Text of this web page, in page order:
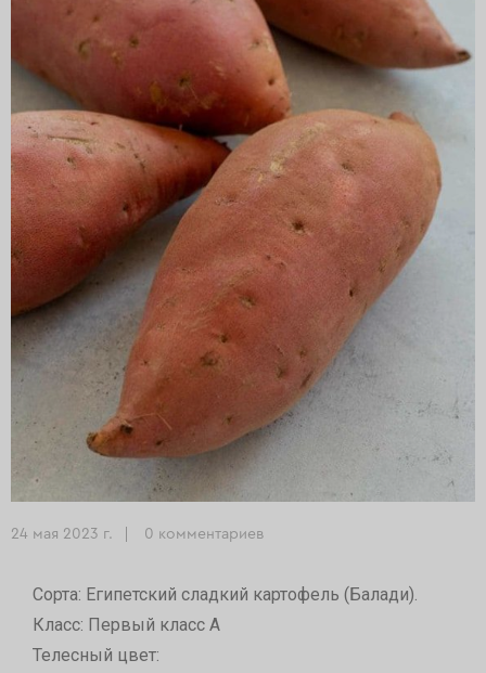
24 мая 2023 г. 0 комментариев
Сорта: Египетский сладкий картофель (Балади).
Класс: Первый класс А
Телесный цвет: